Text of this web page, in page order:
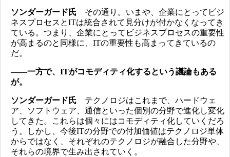
ソンダーガード氏 その通り。いまや、企業にとってビジ
ネスプロセスとITは統合されて見分けが付かなくなってき
ている。つまり、企業にとってビジネスプロセスの重要性
が高まるのと同様に、ITの重要性も高まってきているの
だ。
――一方で、ITがコモディティ化するという議論もある
が。
ソンダーガード氏 テクノロジはこれまで、ハードウェ
ア、ソフトウェア、通信といった個別の分野で進化し変化
してきた。これらは個々にはコモディティ化していくだろ
う。しかし、今後ITの分野での付加価値はテクノロジ単体
からではなく、それぞれのテクノロジが融合した分野や、
それらの境界で生み出されていく。